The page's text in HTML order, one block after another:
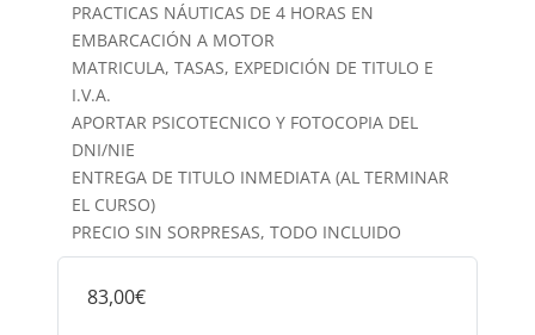
PRACTICAS NÁUTICAS DE 4 HORAS EN
EMBARCACIÓN A MOTOR
MATRICULA, TASAS, EXPEDICIÓN DE TITULO E
I.V.A.
APORTAR PSICOTECNICO Y FOTOCOPIA DEL
DNI/NIE
ENTREGA DE TITULO INMEDIATA (AL TERMINAR
EL CURSO)
PRECIO SIN SORPRESAS, TODO INCLUIDO
83,00€